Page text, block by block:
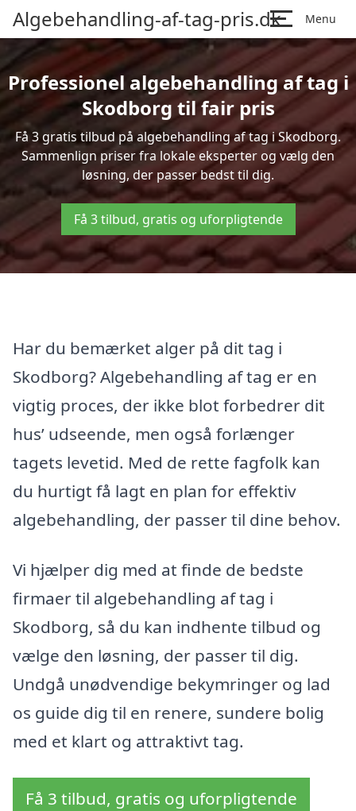
Algebehandling-af-tag-pris.dk Menu
Professionel algebehandling af tag i
Skodborg til fair pris
Få 3 gratis tilbud på algebehandling af tag i Skodborg.
Sammenlign priser fra lokale eksperter og vælg den
løsning, der passer bedst til dig.
Få 3 tilbud, gratis og uforpligtende
Har du bemærket alger på dit tag i
Skodborg? Algebehandling af tag er en
vigtig proces, der ikke blot forbedrer dit
hus’ udseende, men også forlænger
tagets levetid. Med de rette fagfolk kan
du hurtigt få lagt en plan for effektiv
algebehandling, der passer til dine behov.
Vi hjælper dig med at finde de bedste
firmaer til algebehandling af tag i
Skodborg, så du kan indhente tilbud og
vælge den løsning, der passer til dig.
Undgå unødvendige bekymringer og lad
os guide dig til en renere, sundere bolig
med et klart og attraktivt tag.
Få 3 tilbud, gratis og uforpligtende